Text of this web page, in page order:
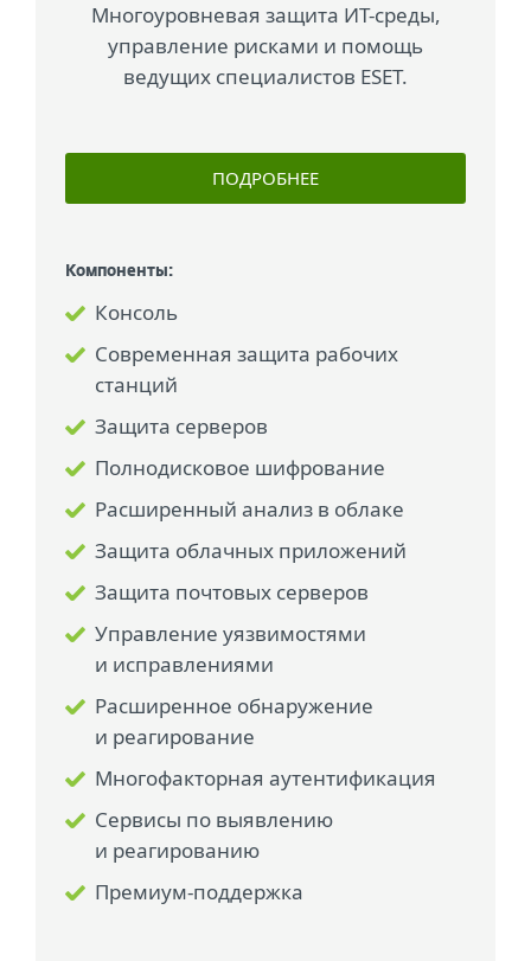
Многоуровневая защита ИТ-среды,
управление рисками и помощь
ведущих специалистов ESET.
ПОДРОБНЕЕ
Компоненты:
Консоль
Современная защита рабочих
станций
Защита серверов
Полнодисковое шифрование
Расширенный анализ в облаке
Защита облачных приложений
Защита почтовых серверов
Управление уязвимостями
и исправлениями
Расширенное обнаружение
и реагирование
Многофакторная аутентификация
Сервисы по выявлению
и реагированию
Премиум-поддержка